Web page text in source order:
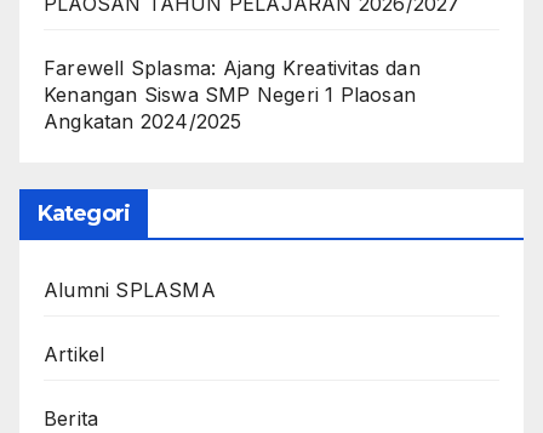
Farewell Splasma: Ajang Kreativitas dan
Kenangan Siswa SMP Negeri 1 Plaosan
Angkatan 2024/2025
Kategori
Alumni SPLASMA
Artikel
Berita